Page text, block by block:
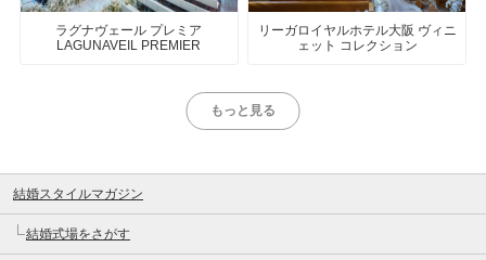
ラグナヴェール プレミア
LAGUNAVEIL PREMIER
リーガロイヤルホテル大阪 ヴィニ
ェット コレクション
もっと見る
結婚スタイルマガジン
結婚式場をさがす